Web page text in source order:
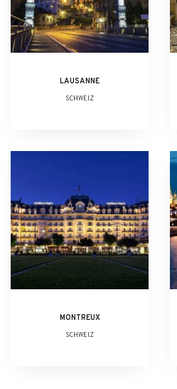
LAUSANNE
SCHWEIZ
MONTREUX
SCHWEIZ